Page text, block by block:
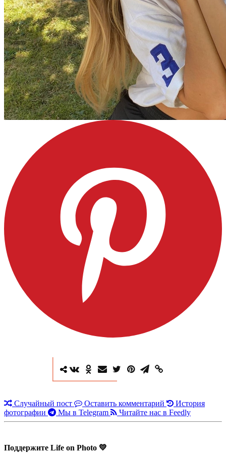
Случайный пост Оставить комментарий
История
фотографии
Мы в Telegram Читайте нас в Feedly
Поддержите Life on Photo 💛